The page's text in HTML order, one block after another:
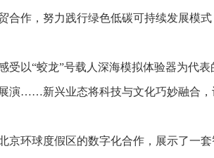
合作，努力践行绿色低碳可持续发展模
受以“蛟龙”号载人深海模拟体验器为代
演……新兴业态将科技与文化巧妙融合，
京环球度假区的数字化合作，展示了一